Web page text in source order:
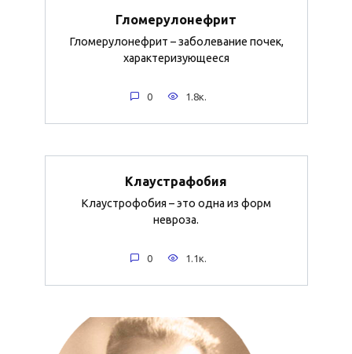
Гломерулонефрит
Гломерулонефрит – заболевание почек,
характеризующееся
0 1.8к.
Клаустрафобия
Клаустрофобия – это одна из форм
невроза.
0 1.1к.